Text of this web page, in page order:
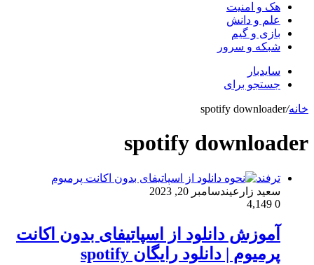
هک و امنیت
علم و دانش
بازی و گیم
شبکه و سرور
سایدبار
جستجو برای
خانه/
spotify downloader
spotify downloader
ترفند
سعید زارعیندسامبر 20, 2023
0
آموزش دانلود از اسپاتیفای بدون اکانت
پرمیوم | دانلود رایگان spotify